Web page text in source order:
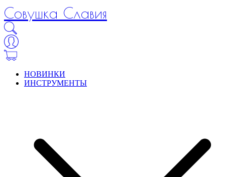
Совушка Славия
НОВИНКИ
ИНСТРУМЕНТЫ